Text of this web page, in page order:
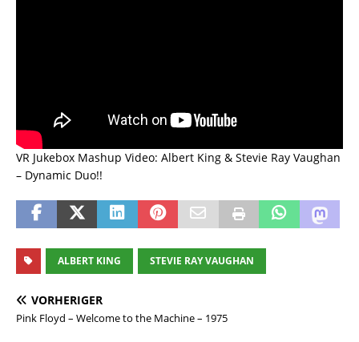
VR Jukebox Mashup Video: Albert King & Stevie Ray Vaughan
– Dynamic Duo!!
ALBERT KING STEVIE RAY VAUGHAN
VORHERIGER
Pink Floyd – Welcome to the Machine – 1975